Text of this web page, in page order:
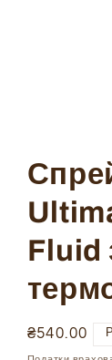
in
modal
Fluid
Ціна
звичайна
₴540.00